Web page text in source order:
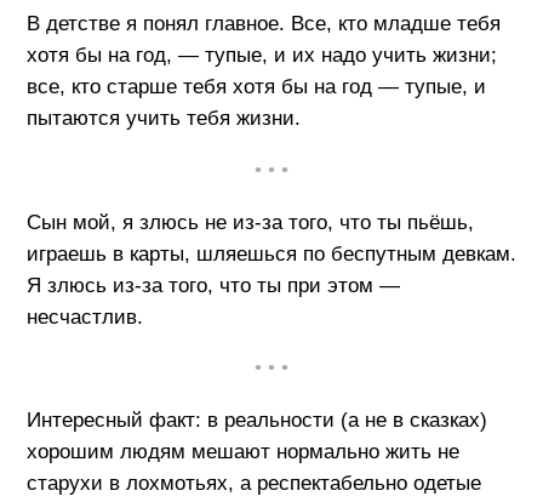
В детстве я понял главное. Все, кто младше тебя
хотя бы на год, — тупые, и их надо учить жизни;
все, кто старше тебя хотя бы на год — тупые, и
пытаются учить тебя жизни.
• • •
Сын мой, я злюсь не из-за того, что ты пьёшь,
играешь в карты, шляешься по беспутным девкам.
Я злюсь из-за того, что ты при этом —
несчастлив.
• • •
Интересный факт: в реальности (а не в сказках)
хорошим людям мешают нормально жить не
старухи в лохмотьях, а респектабельно одетые